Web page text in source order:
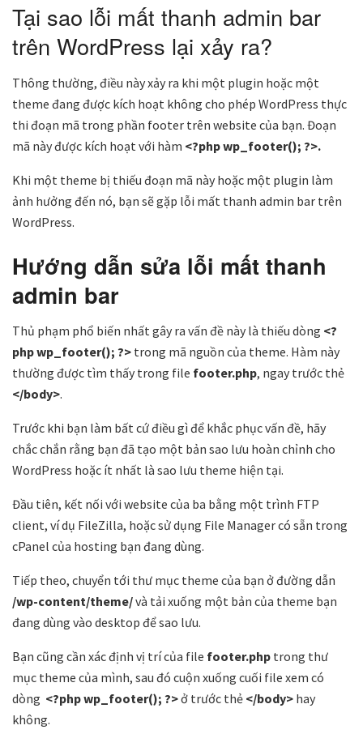
Tại sao lỗi mất thanh admin bar
trên WordPress lại xảy ra?
Thông thường, điều này xảy ra khi một plugin hoặc một
theme đang được kích hoạt không cho phép WordPress thực
thi đoạn mã trong phần footer trên website của bạn. Đoạn
mã này được kích hoạt với hàm <?php wp_footer(); ?>.
Khi một theme bị thiếu đoạn mã này hoặc một plugin làm
ảnh hưởng đến nó, bạn sẽ gặp lỗi mất thanh admin bar trên
WordPress.
Hướng dẫn sửa lỗi mất thanh
admin bar
Thủ phạm phổ biến nhất gây ra vấn đề này là thiếu dòng <?
php wp_footer(); ?> trong mã nguồn của theme. Hàm này
thường được tìm thấy trong file footer.php, ngay trước thẻ
</body>.
Trước khi bạn làm bất cứ điều gì để khắc phục vấn đề, hãy
chắc chắn rằng bạn đã tạo một bản sao lưu hoàn chỉnh cho
WordPress hoặc ít nhất là sao lưu theme hiện tại.
Đầu tiên, kết nối với website của ba bằng một trình FTP
client, ví dụ FileZilla, hoặc sử dụng File Manager có sẵn trong
cPanel của hosting bạn đang dùng.
Tiếp theo, chuyển tới thư mục theme của bạn ở đường dẫn
/wp-content/theme/và tải xuống một bản của theme bạn
đang dùng vào desktop để sao lưu.
Bạn cũng cần xác định vị trí của file footer.php trong thư
mục theme của mình, sau đó cuộn xuống cuối file xem có
dòng <?php wp_footer(); ?>ở trước thẻ </body> hay
không.